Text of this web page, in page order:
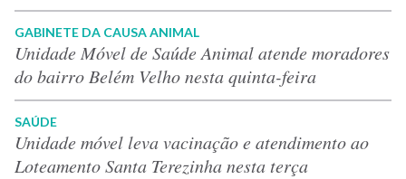
GABINETE DA CAUSA ANIMAL
Unidade Móvel de Saúde Animal atende moradores
do bairro Belém Velho nesta quinta-feira
SAÚDE
Unidade móvel leva vacinação e atendimento ao
Loteamento Santa Terezinha nesta terça